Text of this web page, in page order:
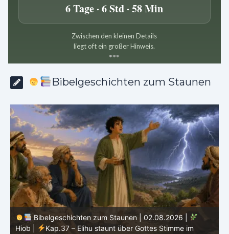
6 Tage · 6 Std · 58 Min
Zwischen den kleinen Details
liegt oft ein großer Hinweis.
***
Bibelgeschichten zum Staunen
Bibelgeschichten zum Staunen | 01.08.2026 |